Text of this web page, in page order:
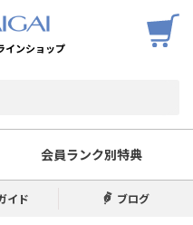
インショップ
会員ランク別特典
イド ブログ